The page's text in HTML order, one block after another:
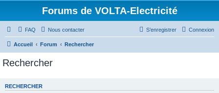
Forums de VOLTA-Electricité
FAQ Nous contacter Connexion
S’enregistrer
Accueil Forum Rechercher
Rechercher
RECHERCHER